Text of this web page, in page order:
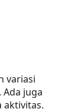
variasi
juga
aktivitas.